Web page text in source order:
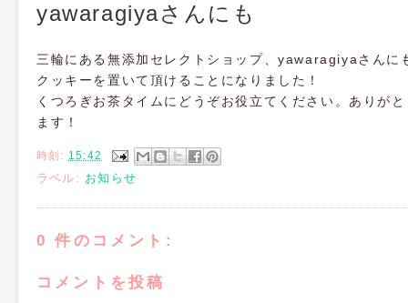
yawaragiyaさんにも
三輪にある無添加セレクトショップ、yawaragiyaさんに
クッキーを置いて頂けることになりました！
くつろぎお茶タイムにどうぞお役立てください。ありが
ます！
時刻: 15:42
ラベル: お知らせ
0 件のコメント:
コメントを投稿